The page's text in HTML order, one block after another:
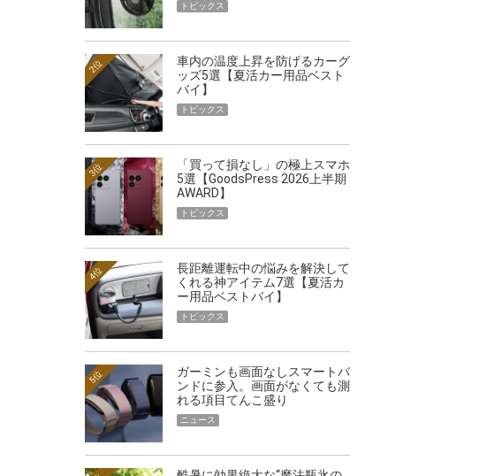
トピックス
車内の温度上昇を防げるカーグ
ッズ5選【夏活カー用品ベスト
バイ】
2位
トピックス
「買って損なし」の極上スマホ
5選【GoodsPress 2026上半期
AWARD】
3位
トピックス
長距離運転中の悩みを解決して
くれる神アイテム7選【夏活カ
ー用品ベストバイ】
4位
トピックス
ガーミンも画面なしスマートバ
ンドに参入。画面がなくても測
れる項目てんこ盛り
5位
ニュース